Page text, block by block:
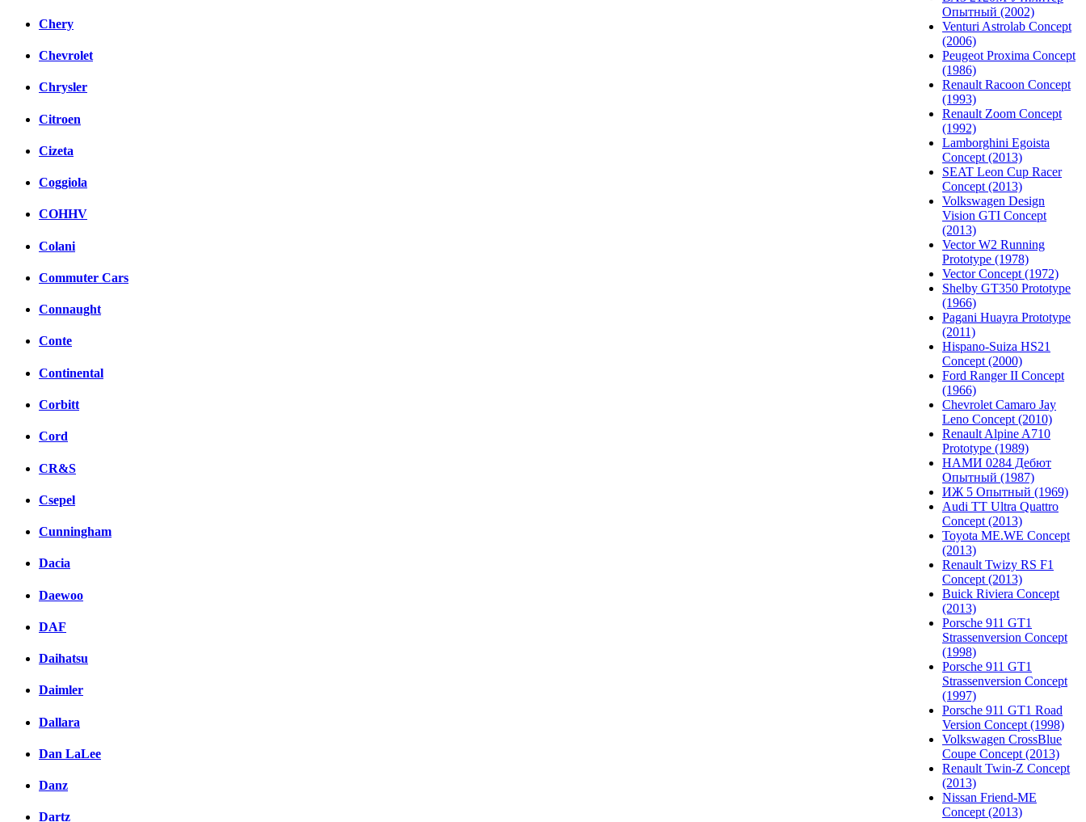
Chery
Chevrolet
Chrysler
Citroen
Cizeta
Coggiola
COHHV
Colani
Commuter Cars
Connaught
Conte
Continental
Corbitt
Cord
CR&S
Csepel
Cunningham
Dacia
Daewoo
DAF
Daihatsu
Daimler
Dallara
Dan LaLee
Danz
Dartz
Опытный (2002)
Venturi Astrolab Concept
(2006)
Peugeot Proxima Concept
(1986)
Renault Racoon Concept
(1993)
Renault Zoom Concept
(1992)
Lamborghini Egoista
Concept (2013)
SEAT Leon Cup Racer
Concept (2013)
Volkswagen Design
Vision GTI Concept
(2013)
Vector W2 Running
Prototype (1978)
Vector Concept (1972)
Shelby GT350 Prototype
(1966)
Pagani Huayra Prototype
(2011)
Hispano-Suiza HS21
Concept (2000)
Ford Ranger II Concept
(1966)
Chevrolet Camaro Jay
Leno Concept (2010)
Renault Alpine A710
Prototype (1989)
НАМИ 0284 Дебют
Опытный (1987)
ИЖ 5 Опытный (1969)
Audi TT Ultra Quattro
Concept (2013)
Toyota ME.WE Concept
(2013)
Renault Twizy RS F1
Concept (2013)
Buick Riviera Concept
(2013)
Porsche 911 GT1
Strassenversion Concept
(1998)
Porsche 911 GT1
Strassenversion Concept
(1997)
Porsche 911 GT1 Road
Version Concept (1998)
Volkswagen CrossBlue
Coupe Concept (2013)
Renault Twin-Z Concept
(2013)
Nissan Friend-ME
Concept (2013)